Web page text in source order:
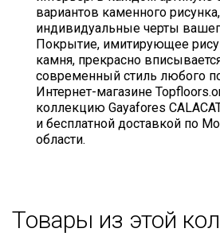
вариантов каменного
индивидуальные черты
Покрытие, имитирующее
камня, прекрасно
современный стиль любого
Интернет-магазине
коллекцию Gayafores
и бесплатной доставкой по
области.
Товары из этой